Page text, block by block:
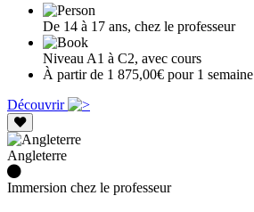
De 14 à 17 ans, chez le professeur
Niveau A1 à C2, avec cours
À partir de 1 875,00€ pour 1 semaine
Découvrir
Angleterre
Immersion chez le professeur